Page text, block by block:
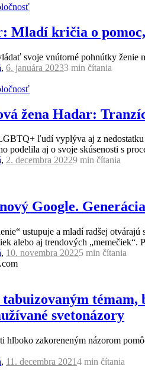
Mladí kričia o
svoje vnútorné pohnútky ženie
, 6. januára 20233 min čítania
žena Hadar:
ľudí vyplýva aj z
podelila aj o svoje skúsenosti s
, 2. decembra 20229 min čítania
Google.
ustupuje a mladí radšej
alebo aj trendových
, 10. novembra 20225 min čítania
tabuizovaným
svetonázory
hlboko zakoreneným názorom
, 11. decembra 20214 min čítania